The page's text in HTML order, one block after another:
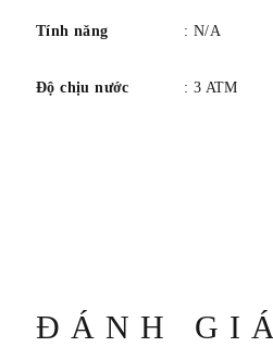
Tính năng : N/A
Độ chịu nước : 3 ATM
ĐÁNH GIÁ